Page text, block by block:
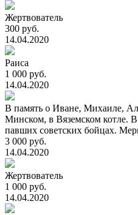
Жертвователь
300 руб.
14.04.2020
Раиса
1 000 руб.
14.04.2020
В память о Иване, Михаиле,
Минском, в Вяземском котле. В
павших советских бойцах.
3 000 руб.
14.04.2020
Жертвователь
1 000 руб.
14.04.2020